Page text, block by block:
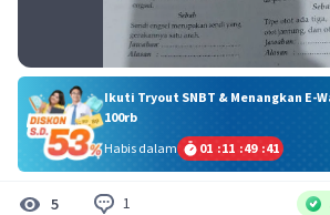
Ikuti Tryout SNBT & Menangkan E-
100rb
Habis dalam
01 :11 :49 :40
5 1